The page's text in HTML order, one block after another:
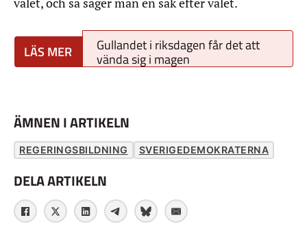
Gullandet i riksdagen får det att
vända sig i magen
ÄMNEN I ARTIKELN
REGERINGSBILDNING SVERIGEDEMOKRATERNA
DELA ARTIKELN